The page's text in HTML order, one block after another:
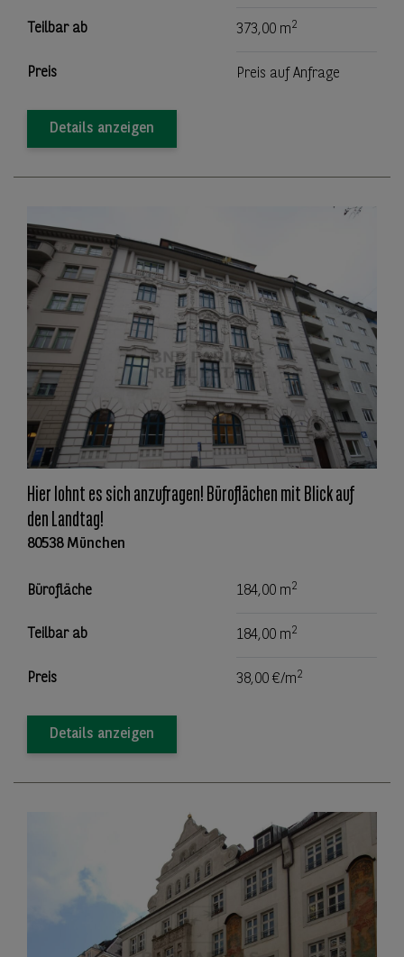
Teilbar ab 373,00 m2
Preis Preis auf Anfrage
Details anzeigen
Hier lohnt es sich anzufragen! Büroflächen mit Blick auf
den Landtag!
80538 München
Bürofläche 184,00 m2
Teilbar ab 184,00 m2
Preis 38,00 €/m2
Details anzeigen